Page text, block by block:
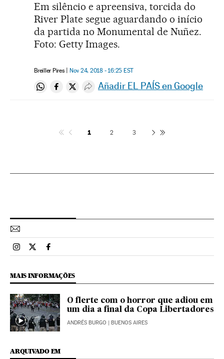
Em silêncio e apreensiva, torcida do
River Plate segue aguardando o início
da partida no Monumental de Nuñez.
Foto: Getty Images.
Breiller Pires Nov 24, 2018 - 16:25 EST
Compartir en Whatsapp
Compartir en Facebook
Compartir en Twitter
Desplegar Redes Sociales
Añadir EL PAÍS en Google
1 2 3
Esportes El País Brasil en Instagram
Esportes El País Brasil en Twitter
Esportes El País Brasil en Facebook
MAIS INFORMAÇÕES
O flerte com o horror que adiou em
um dia a final da Copa Libertadores
ANDRÉS BURGO | BUENOS AIRES
ARQUIVADO EM